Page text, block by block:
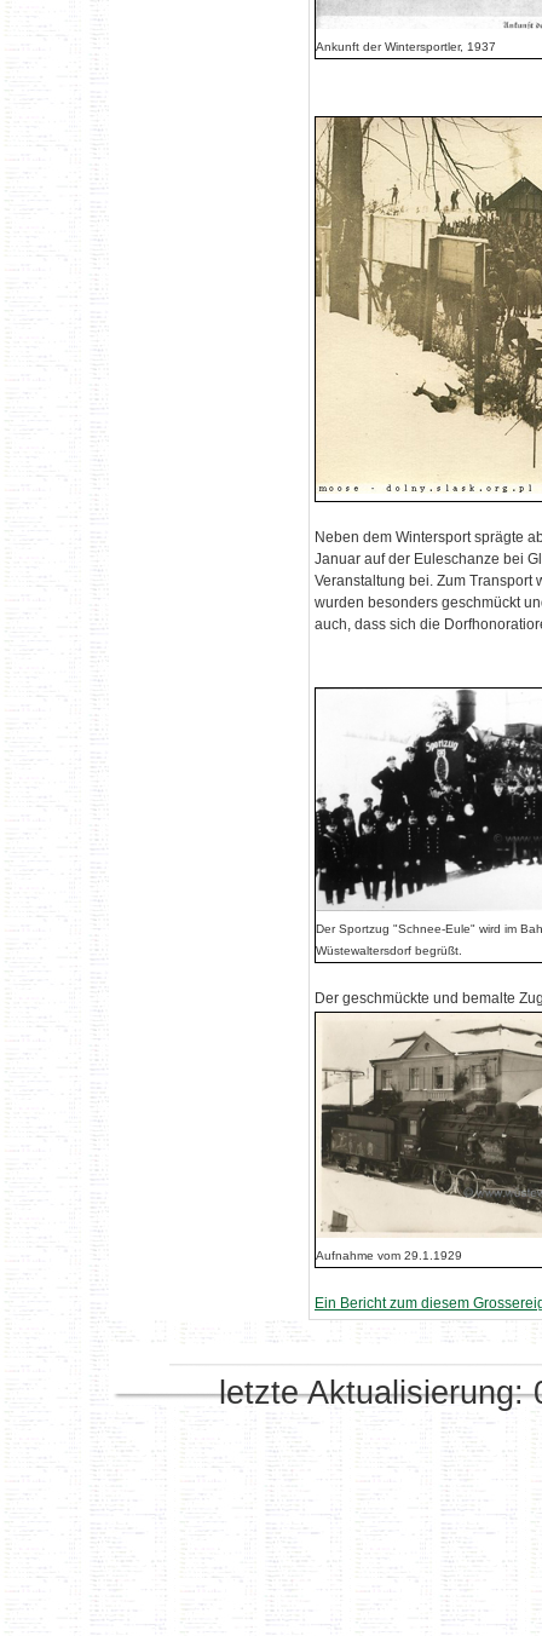
Ankunft der Wintersportler, 1937
Neben dem Wintersport sprägte
Januar auf der Euleschanze bei
Veranstaltung bei. Zum Transport
wurden besonders geschmückt
auch, dass sich die
Der Sportzug "Schnee-Eule" wird im
Wüstewaltersdorf begrüßt.
Der geschmückte und bemalte
Aufnahme vom 29.1.1929
Ein Bericht zum diesem
letzte Aktualisierung: